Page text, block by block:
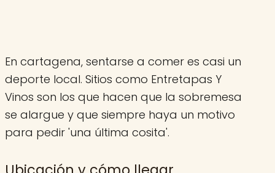
En cartagena, sentarse a comer es casi un
deporte local. Sitios como Entretapas Y
Vinos son los que hacen que la sobremesa
se alargue y que siempre haya un motivo
para pedir 'una última cosita'.